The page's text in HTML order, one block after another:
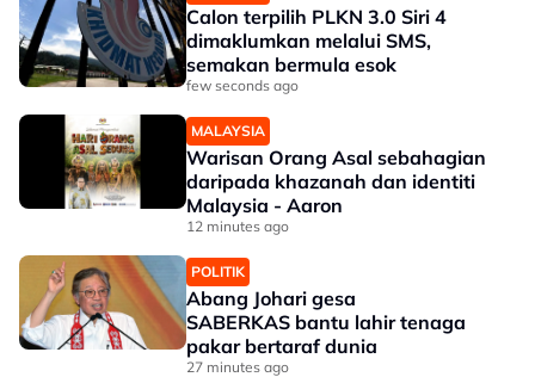
Calon terpilih PLKN 3.0 Siri 4
dimaklumkan melalui SMS,
semakan bermula esok
few seconds ago
MALAYSIA
Warisan Orang Asal sebahagian
daripada khazanah dan identiti
Malaysia - Aaron
12 minutes ago
POLITIK
Abang Johari gesa
SABERKAS bantu lahir tenaga
pakar bertaraf dunia
27 minutes ago